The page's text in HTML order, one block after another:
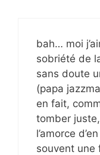
bah… moi
sobriété de
sans doute
(papa
en fait,
tomber juste,
l’amorce
souvent une